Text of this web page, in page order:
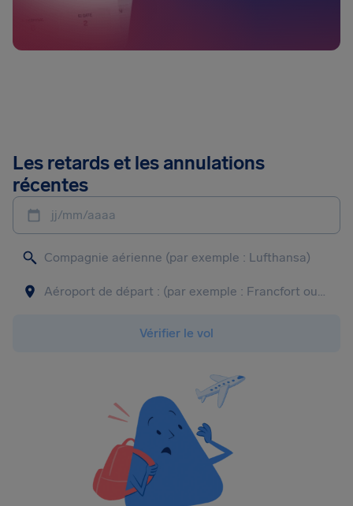
Les retards et les annulations
récentes
jj/mm/aaaa
Vérifier le vol